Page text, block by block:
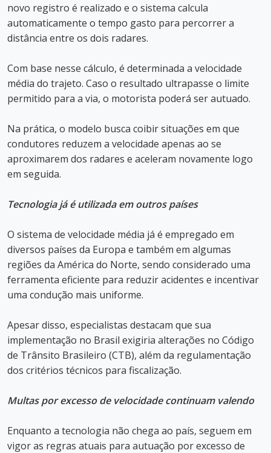
novo registro é realizado e o sistema calcula
automaticamente o tempo gasto para percorrer a
distância entre os dois radares.
Com base nesse cálculo, é determinada a velocidade
média do trajeto. Caso o resultado ultrapasse o limite
permitido para a via, o motorista poderá ser autuado.
Na prática, o modelo busca coibir situações em que
condutores reduzem a velocidade apenas ao se
aproximarem dos radares e aceleram novamente logo
em seguida.
Tecnologia já é utilizada em outros países
O sistema de velocidade média já é empregado em
diversos países da Europa e também em algumas
regiões da América do Norte, sendo considerado uma
ferramenta eficiente para reduzir acidentes e incentivar
uma condução mais uniforme.
Apesar disso, especialistas destacam que sua
implementação no Brasil exigiria alterações no Código
de Trânsito Brasileiro (CTB), além da regulamentação
dos critérios técnicos para fiscalização.
Multas por excesso de velocidade continuam valendo
Enquanto a tecnologia não chega ao país, seguem em
vigor as regras atuais para autuação por excesso de